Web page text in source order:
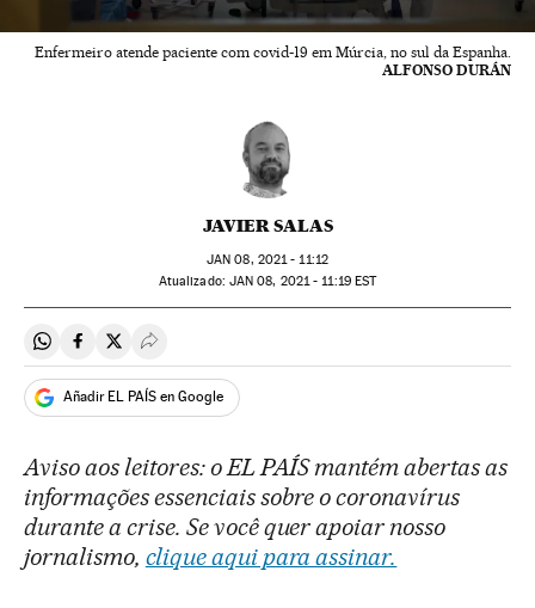
Enfermeiro atende paciente com covid-19 em Múrcia, no sul da Espanha.
ALFONSO DURÁN
JAVIER SALAS
JAN 08, 2021 - 11:12
atualizado: JAN 08, 2021 - 11:19EST
Compartir en Whatsapp
Compartir en Facebook
Compartir en Twitter
Desplegar Redes Sociales
Añadir EL PAÍS en Google
Aviso aos leitores: o EL PAÍS mantém abertas as
informações essenciais sobre o coronavírus
durante a crise. Se você quer apoiar nosso
jornalismo, clique aqui para assinar.